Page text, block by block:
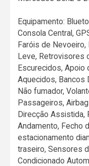
Equipamento:
Consola Central,
Faróis de
Leve, Retrovisores
Escurecidos, Apoio
Aquecidos, Bancos
Não fumador,
Passageiros,
Direcção Assistida,
Andamento, Fecho
estacionamento
traseiro, Sensores
Condicionado